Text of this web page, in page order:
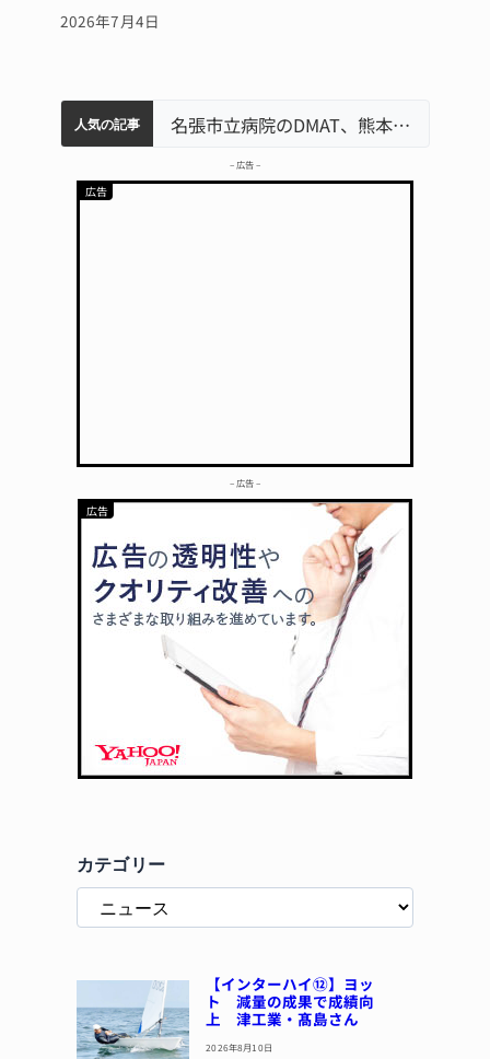
2026年7月4日
人気の記事
名張市水道料金47％値上げへ 答申案、審議会で大筋まとまる 名張市立病院のDMAT、熊本地震の被災地へ 能登以来3回目の派遣
特産「白鳳梨」の出荷最盛期 直売所にぎわう 伊賀
伊賀市の初代市長・今岡睦之さん死去 87歳
「息子が妊娠させた」母娘だまされ400万円詐欺被害 名張
– 広告 –
– 広告 –
カテゴリー
【インターハイ⑫】ヨッ
ト 減量の成果で成績向
上 津工業・髙島さん
2026年8月10日